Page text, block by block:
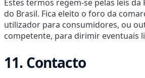
Estes termos regem-se pelas leis da
do Brasil. Fica eleito o foro da
utilizador para consumidores, ou
competente, para dirimir eventuais
11. Contacto